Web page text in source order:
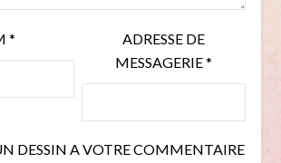
*
ADRESSE DE
MESSAGERIE*
DESSIN A VOTRE COMMENTAIRE